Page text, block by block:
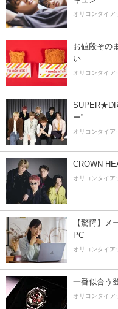
オリコンタイア
お値段その
い
オリコンタイア
ー”
オリコンタイア
CROWN
オリコンタイア
【驚愕】
PC
オリコンタイア
一番似合う
オリコンタイア